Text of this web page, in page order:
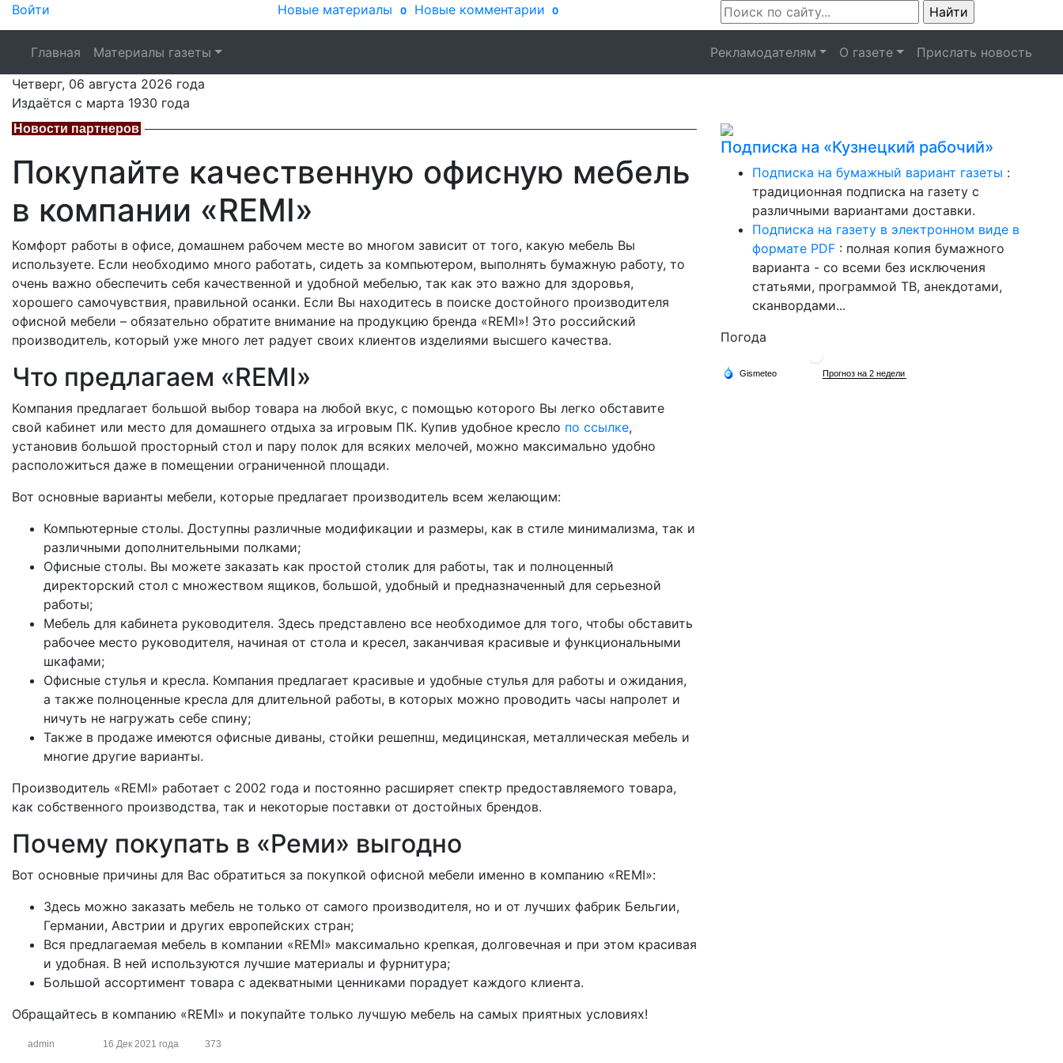
Войти Новые материалы 0 Новые комментарии 0
Главная Материалы газеты Рекламодателям О газете
Прислать новость
Четверг, 06 августа 2026 года
Издаётся с марта 1930 года
Новости партнеров
Покупайте качественную офисную мебель
в компании «REMI»
Комфорт работы в офисе, домашнем рабочем месте во многом зависит от того, какую мебель Вы
используете. Если необходимо много работать, сидеть за компьютером, выполнять бумажную работу, то
очень важно обеспечить себя качественной и удобной мебелью, так как это важно для здоровья,
хорошего самочувствия, правильной осанки. Если Вы находитесь в поиске достойного производителя
офисной мебели – обязательно обратите внимание на продукцию бренда «REMI»! Это российский
производитель, который уже много лет радует своих клиентов изделиями высшего качества.
Что предлагаем «REMI»
Компания предлагает большой выбор товара на любой вкус, с помощью которого Вы легко обставите
свой кабинет или место для домашнего отдыха за игровым ПК. Купив удобное кресло по ссылке,
установив большой просторный стол и пару полок для всяких мелочей, можно максимально удобно
расположиться даже в помещении ограниченной площади.
Вот основные варианты мебели, которые предлагает производитель всем желающим:
Компьютерные столы. Доступны различные модификации и размеры, как в стиле минимализма, так и
различными дополнительными полками;
Офисные столы. Вы можете заказать как простой столик для работы, так и полноценный
директорский стол с множеством ящиков, большой, удобный и предназначенный для серьезной
работы;
Мебель для кабинета руководителя. Здесь представлено все необходимое для того, чтобы обставить
рабочее место руководителя, начиная от стола и кресел, заканчивая красивые и функциональными
шкафами;
Офисные стулья и кресла. Компания предлагает красивые и удобные стулья для работы и ожидания,
а также полноценные кресла для длительной работы, в которых можно проводить часы напролет и
ничуть не нагружать себе спину;
Также в продаже имеются офисные диваны, стойки решепнш, медицинская, металлическая мебель и
многие другие варианты.
Производитель «REMI» работает с 2002 года и постоянно расширяет спектр предоставляемого товара,
как собственного производства, так и некоторые поставки от достойных брендов.
Почему покупать в «Реми» выгодно
Вот основные причины для Вас обратиться за покупкой офисной мебели именно в компанию «REMI»:
Здесь можно заказать мебель не только от самого производителя, но и от лучших фабрик Бельгии,
Германии, Австрии и других европейских стран;
Вся предлагаемая мебель в компании «REMI» максимально крепкая, долговечная и при этом красивая
и удобная. В ней используются лучшие материалы и фурнитура;
Большой ассортимент товара с адекватными ценниками порадует каждого клиента.
Обращайтесь в компанию «REMI» и покупайте только лучшую мебель на самых приятных условиях!
admin 16 Дек 2021 года 373
Подписка на «Кузнецкий рабочий»
Подписка на бумажный вариант газеты :
традиционная подписка на газету с
различными вариантами доставки.
Подписка на газету в электронном виде в
формате PDF : полная копия бумажного
варианта - со всеми без исключения
статьями, программой ТВ, анекдотами,
сканвордами...
Погода